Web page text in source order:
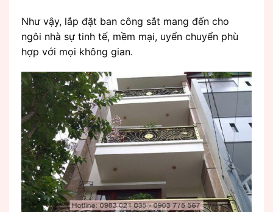
Như vậy, lắp đặt ban công sắt mang đến cho
ngôi nhà sự tinh tế, mềm mại, uyển chuyển phù
hợp với mọi không gian.